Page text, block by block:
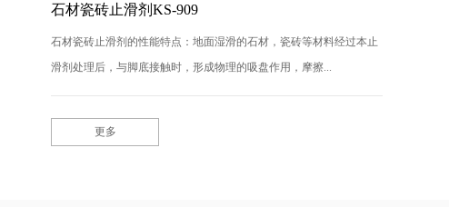
石材瓷砖止滑剂KS-909
石材瓷砖止滑剂的性能特点：地面湿滑的石材，瓷砖等材料经过本止
滑剂处理后，与脚底接触时，形成物理的吸盘作用，摩擦...
更多